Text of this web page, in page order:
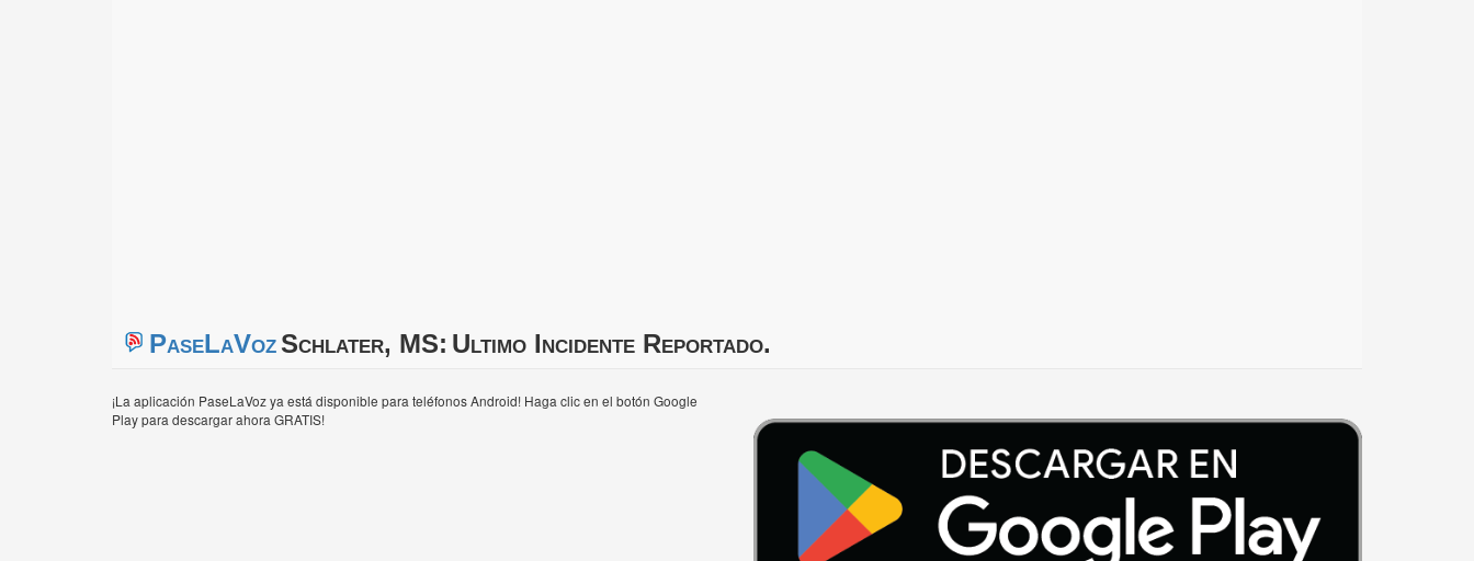
PaseLaVozSchlater, MS: Ultimo Incidente Reportado.
¡La aplicación PaseLaVoz ya está disponible para teléfonos Android! Haga clic en el botón Google
Play para descargar ahora GRATIS!